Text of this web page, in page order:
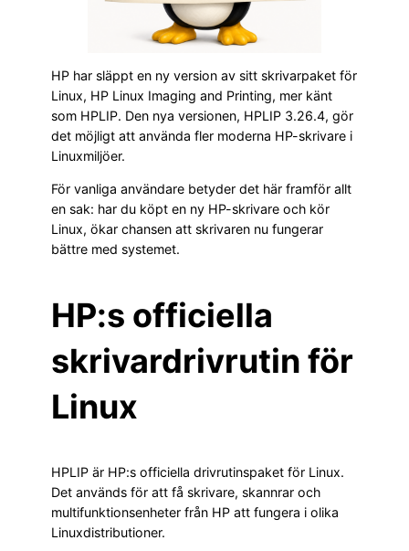
HP har släppt en ny version av sitt skrivarpaket för
Linux, HP Linux Imaging and Printing, mer känt
som HPLIP. Den nya versionen, HPLIP 3.26.4, gör
det möjligt att använda fler moderna HP-skrivare i
Linuxmiljöer.
För vanliga användare betyder det här framför allt
en sak: har du köpt en ny HP-skrivare och kör
Linux, ökar chansen att skrivaren nu fungerar
bättre med systemet.
HP:s officiella
skrivardrivrutin för
Linux
HPLIP är HP:s officiella drivrutinspaket för Linux.
Det används för att få skrivare, skannrar och
multifunktionsenheter från HP att fungera i olika
Linuxdistributioner.